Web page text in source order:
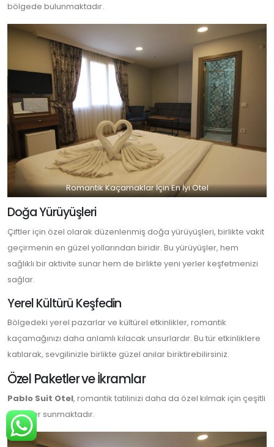
bölgede bulunmaktadır.
Romantik Kaçamaklar İçin En İyi Otel
Doğa Yürüyüşleri
Çiftler için özel olarak düzenlenmiş doğa yürüyüşleri, birlikte vakit
geçirmenin en güzel yollarından biridir. Bu yürüyüşler, hem
sağlıklı bir aktivite sunar hem de birlikte yeni yerler keşfetmenizi
sağlar.
Yerel Kültürü Keşfedin
Bölgedeki yerel pazarlar ve kültürel etkinlikler, romantik
kaçamağınızı daha anlamlı kılacak unsurlardır. Bu tür etkinliklere
katılarak, sevgilinizle birlikte güzel anılar biriktirebilirsiniz.
Özel Paketler ve İkramlar
Pablo Suit Otel, romantik tatilinizi daha da özel kılmak için çeşitli
paketler sunmaktadır.